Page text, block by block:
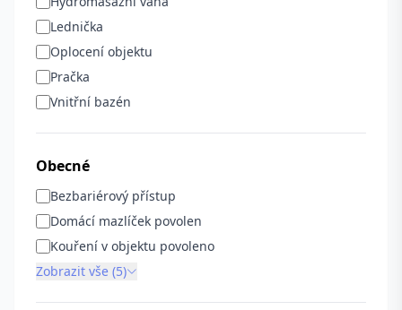
Lednička
Oplocení objektu
Pračka
Vnitřní bazén
Obecné
Bezbariérový přístup
Domácí mazlíček povolen
Kouření v objektu povoleno
Zobrazit vše (5)